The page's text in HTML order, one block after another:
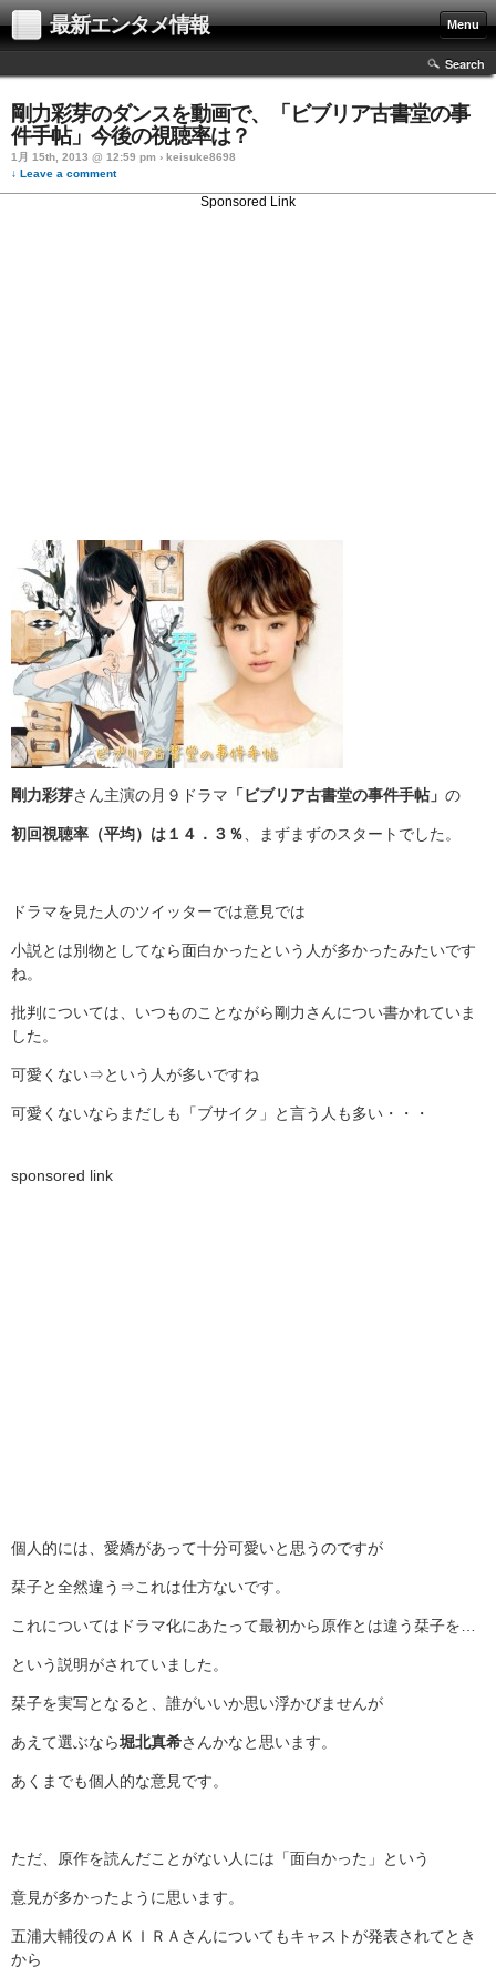
最新エンタメ情報 Menu
Search
剛力彩芽のダンスを動画で、「ビブリア古書堂の事
件手帖」今後の視聴率は？
1月 15th, 2013 @ 12:59 pm › keisuke8698
↓ Leave a comment
Sponsored Link
剛力彩芽さん主演の月９ドラマ 「ビブリア古書堂の事件手帖」 の
初回視聴率（平均）は１４．３％ 、まずまずのスタートでした。
ドラマを見た人のツイッターでは意見では
小説とは別物としてなら面白かったという人が多かったみたいです
ね。
批判については、いつものことながら剛力さんについ書かれていま
した。
可愛くない⇒という人が多いですね
可愛くないならまだしも「ブサイク」と言う人も多い・・・
sponsored link
個人的には、愛嬌があって十分可愛いと思うのですが
栞子と全然違う⇒これは仕方ないです。
これについてはドラマ化にあたって最初から原作とは違う栞子を…
という説明がされていました。
栞子を実写となると、誰がいいか思い浮かびませんが
あえて選ぶなら堀北真希さんかなと思います。
あくまでも個人的な意見です。
ただ、原作を読んだことがない人には「面白かった」という
意見が多かったように思います。
五浦大輔役のＡＫＩＲＡさんについてもキャストが発表されてとき
から